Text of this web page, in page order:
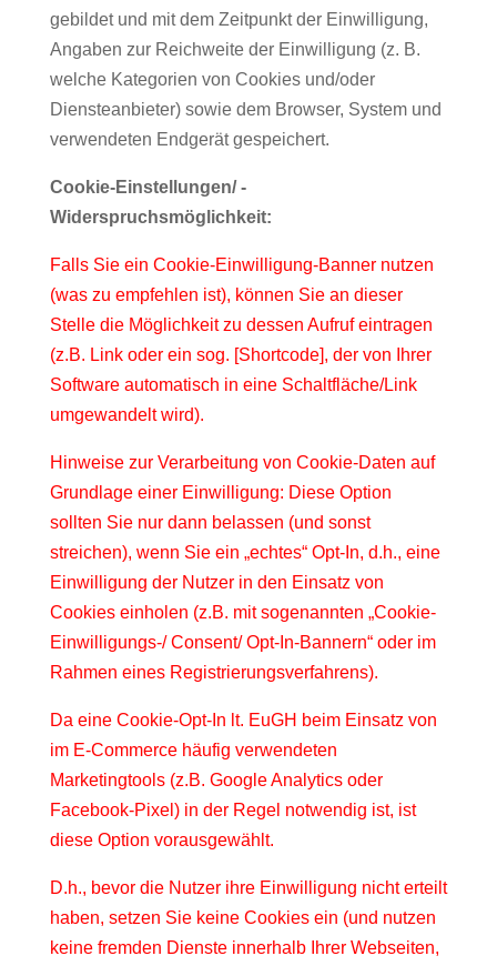
gebildet und mit dem Zeitpunkt der Einwilligung,
Angaben zur Reichweite der Einwilligung (z. B.
welche Kategorien von Cookies und/oder
Diensteanbieter) sowie dem Browser, System und
verwendeten Endgerät gespeichert.
Cookie-Einstellungen/ -
Widerspruchsmöglichkeit:
Falls Sie ein Cookie-Einwilligung-Banner nutzen
(was zu empfehlen ist), können Sie an dieser
Stelle die Möglichkeit zu dessen Aufruf eintragen
(z.B. Link oder ein sog. [Shortcode], der von Ihrer
Software automatisch in eine Schaltfläche/Link
umgewandelt wird).
Hinweise zur Verarbeitung von Cookie-Daten auf
Grundlage einer Einwilligung: Diese Option
sollten Sie nur dann belassen (und sonst
streichen), wenn Sie ein „echtes“ Opt-In, d.h., eine
Einwilligung der Nutzer in den Einsatz von
Cookies einholen (z.B. mit sogenannten „Cookie-
Einwilligungs-/ Consent/ Opt-In-Bannern“ oder im
Rahmen eines Registrierungsverfahrens).
Da eine Cookie-Opt-In lt. EuGH beim Einsatz von
im E-Commerce häufig verwendeten
Marketingtools (z.B. Google Analytics oder
Facebook-Pixel) in der Regel notwendig ist, ist
diese Option vorausgewählt.
D.h., bevor die Nutzer ihre Einwilligung nicht erteilt
haben, setzen Sie keine Cookies ein (und nutzen
keine fremden Dienste innerhalb Ihrer Webseiten,